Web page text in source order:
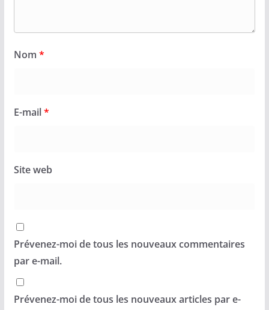
Nom *
E-mail*
Site web
Prévenez-moi de tous les nouveaux commentaires
par e-mail.
Prévenez-moi de tous les nouveaux articles par e-